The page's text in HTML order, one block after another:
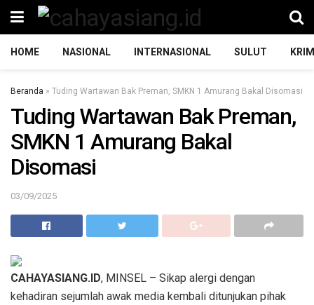
HOME NASIONAL INTERNASIONAL SULUT
Beranda » Tuding Wartawan Bak Preman, SMKN 1 Amurang Bakal Disomasi
Tuding Wartawan Bak Preman,
SMKN 1 Amurang Bakal
Disomasi
03/09/2025
CAHAYASIANG.ID, MINSEL – Sikap alergi dengan
kehadiran sejumlah awak media kembali ditunjukan pihak